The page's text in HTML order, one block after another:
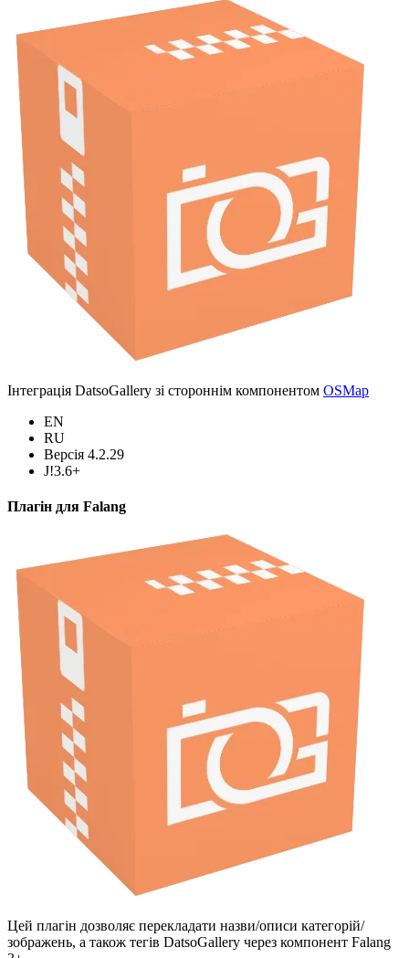
Інтеграція DatsoGallery зі стороннім компонентом OSMap
EN
RU
Версія 4.2.29
J!3.6+
Плагін для Falang
Цей плагін дозволяє перекладати назви/описи категорій/
зображень, а також тегів DatsoGallery через компонент Falang